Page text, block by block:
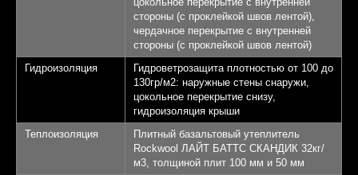
стороны (с проклейкой швов лентой),
чердачное перекрытие с внутренней
стороны (с проклейкой швов лентой)
Гидроизоляция
Гидроветрозащита плотностью от 100 до
130гр/м2: наружные стены снаружи,
цокольное перекрытие снизу,
гидроизоляция крыши
Теплоизоляция
Плитный базальтовый утеплитель
Rockwool ЛАЙТ БАТТС СКАНДИК 32кг/
м3, толщиной плит 100 мм и 50 мм